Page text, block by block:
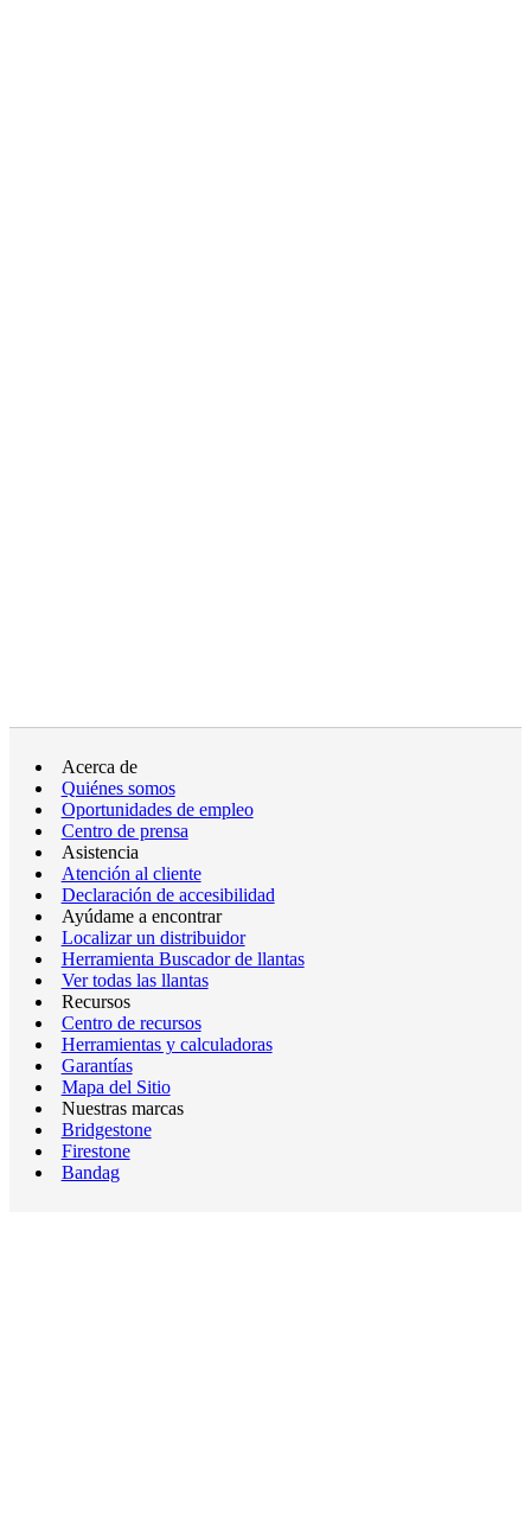
Acerca de
Quiénes somos
Oportunidades de empleo
Centro de prensa
Asistencia
Atención al cliente
Declaración de accesibilidad
Ayúdame a encontrar
Localizar un distribuidor
Herramienta Buscador de llantas
Ver todas las llantas
Recursos
Centro de recursos
Herramientas y calculadoras
Garantías
Mapa del Sitio
Nuestras marcas
Bridgestone
Firestone
Bandag